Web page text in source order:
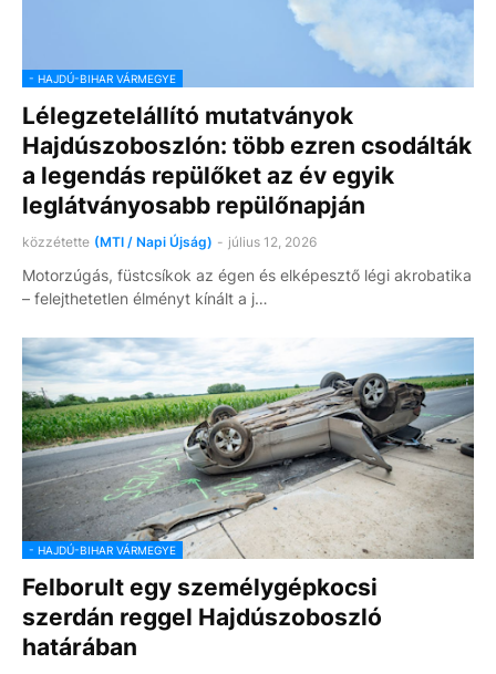
- HAJDÚ-BIHAR VÁRMEGYE
Lélegzetelállító mutatványok
Hajdúszoboszlón: több ezren csodálták
a legendás repülőket az év egyik
leglátványosabb repülőnapján
közzétette (MTI / Napi Újság) - július 12, 2026
Motorzúgás, füstcsíkok az égen és elképesztő légi akrobatika
– felejthetetlen élményt kínált a j…
- HAJDÚ-BIHAR VÁRMEGYE
Felborult egy személygépkocsi
szerdán reggel Hajdúszoboszló
határában